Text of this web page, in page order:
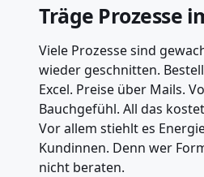
Träge Prozesse
Viele Prozesse sind
wieder geschnitten.
Excel. Preise über Mails.
Bauchgefühl. All das
Vor allem stiehlt es
Kundinnen. Denn wer
nicht beraten.